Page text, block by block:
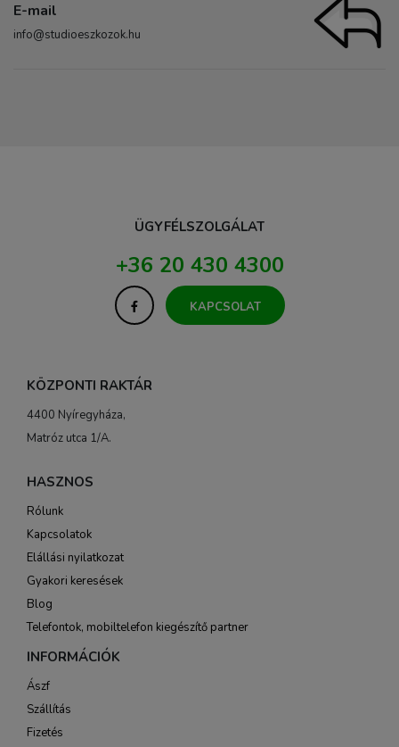
E-mail
info@studioeszkozok.hu
ÜGYFÉLSZOLGÁLAT
+36 20 430 4300
KAPCSOLAT
KÖZPONTI RAKTÁR
4400 Nyíregyháza,
Matróz utca 1/A.
HASZNOS
Rólunk
Kapcsolatok
Elállási nyilatkozat
Gyakori keresések
Blog
Telefontok, mobiltelefon kiegészítő partner
INFORMÁCIÓK
Ászf
Szállítás
Fizetés